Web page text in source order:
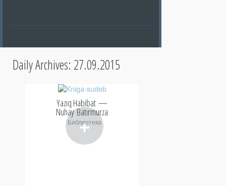
Daily Archives: 27.09.2015
+
Yazıq Habibat —
Nuhay Batırmurza
Библиотека